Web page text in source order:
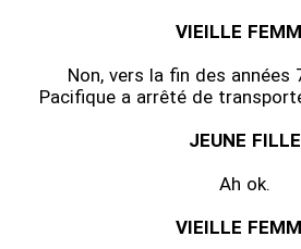
VIEILLE
Non, vers la fin des années
Pacifique a arrêté de
JEUNE FILLE
Ah ok.
VIEILLE